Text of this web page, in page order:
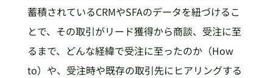
蓄積されているCRMやSFAのデータを紐づけるこ
とで、その取引がリード獲得から商談、受注に至
るまで、どんな経緯で受注に至ったのか（How
to）や、受注時や既存の取引先にヒアリングする